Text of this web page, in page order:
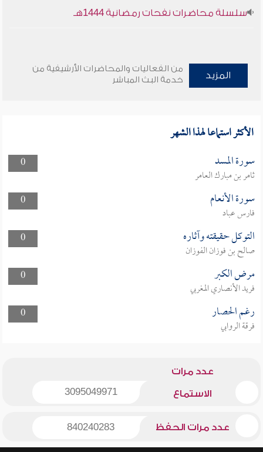
سلسلة محاضرات نفحات رمضانية 1444هـ
المزيد
من الفعاليات والمحاضرات الأرشيفية من
خدمة البث المباشر
الأكثر استماعا لهذا الشهر
0 سورة المسد
ثامر بن مبارك العامر
0
سورة الأنعام
فارس عباد
0
التوكل حقيقته وآثاره
صالح بن فوزان الفوزان
0
مرض الكبر
فريد الأنصاري المغربي
0
رغم الحصار
فرقة الروابي
عدد مرات
الاستماع 3095049971
عدد مرات الحفظ 840240283